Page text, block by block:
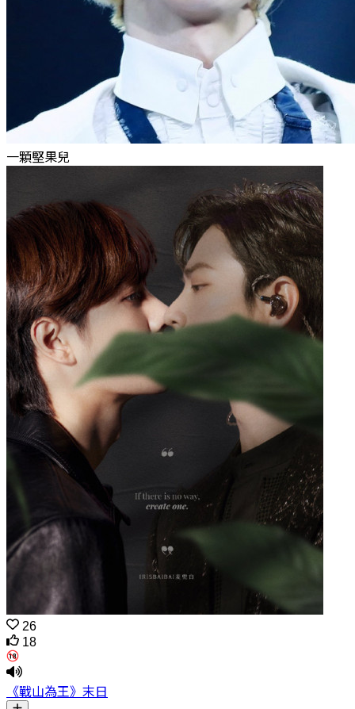
一顆堅果兒
26
18
《戰山為王》末日